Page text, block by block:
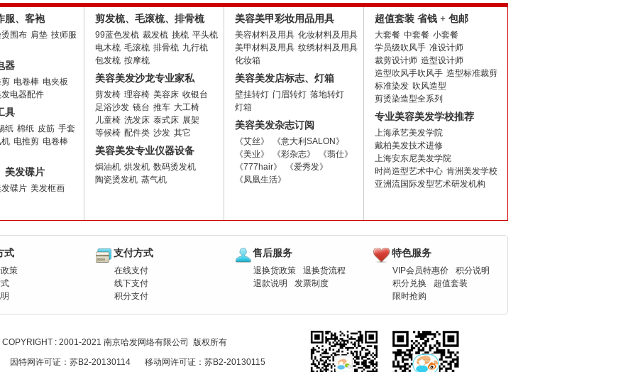
服、客袍
围布 肩垫 技师服
器
剪 电卷棒 电夹板
电器配件
具
纸 棉纸 皮筋 手套
机 电推剪 电卷棒
美发碟片
碟片 美发框画
剪发梳、毛滚梳、排骨梳
99蓝色发梳 裁发梳 挑梳 平头梳
电木梳 毛滚梳 排骨梳 九行梳
包发梳 按摩梳
美容美发沙龙专业家私
剪发椅 理容椅 美容床 收银台
足浴沙发 镜台 推车 大工椅
儿童椅 洗发床 泰式床 展架
等候椅 配件类 沙发 其它
美容美发专业仪器设备
焗油机 烘发机 数码烫发机
陶瓷烫发机 蒸气机
美容美甲彩妆用品用具
美容材料及用具 化妆材料及用具
美甲材料及用具 纹绣材料及用具
化妆箱
美容美发店标志、灯箱
壁挂转灯 门眉转灯 落地转灯
灯箱
美容美发杂志订阅
《艾丝》
《意大利SALON》
《美业》
《彩杂志》
《翡仕》
《777hair》
《爱秀发》
《凤凰生活》
超值套装 省钱 + 包邮
大套餐 中套餐 小套餐
学员级吹风手 准设计师
裁剪设计师 造型设计师
造型吹风手吹风手 造型标准裁剪
标准染发 吹风造型
剪烫染造型全系列
专业美容美发学校推荐
上海承艺美发学院
戴柏美发技术进修
上海安东尼美发学院
时尚造型艺术中心 肯洲美发学校
亚洲流国际发型艺术研发机构
式
策
支付方式
在线支付
线下支付
积分支付
售后服务
退换货政策
退换货流程
退款说明
发票制度
特色服务
VIP会员特惠价
积分说明
积分兑换
超值套装
限时抢购
COPYRIGHT : 2001-2021 南京哈发网络有限公司 版权所有
因特网许可证：苏B2-20130114 移动网许可证：苏B2-20130115